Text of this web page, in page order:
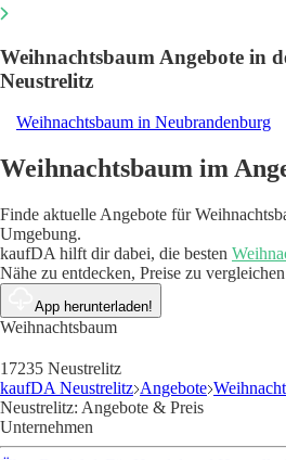
Weihnachtsbaum Angebote in
Neustrelitz
Weihnachtsbaum in Neubrandenburg
Weihnachtsbaum im
Finde aktuelle Angebote für
Umgebung.
kaufDA hilft dir dabei, die besten
Nähe zu entdecken, Preise zu
App herunterladen!
Weihnachtsbaum
17235 Neustrelitz
kaufDA Neustrelitz Angebote
Neustrelitz: Angebote & Preis
Unternehmen